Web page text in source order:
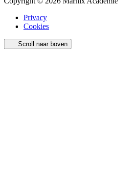
Privacy
Cookies
Scroll naar boven